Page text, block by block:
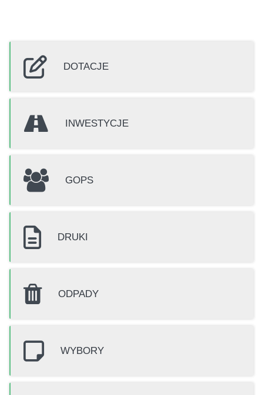
DOTACJE
INWESTYCJE
GOPS
DRUKI
ODPADY
WYBORY